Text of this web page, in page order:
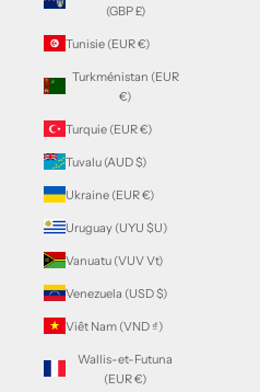
(GBP £)
Tunisie (EUR €)
Turkménistan (EUR
€)
Turquie (EUR €)
Tuvalu (AUD $)
Ukraine (EUR €)
Uruguay (UYU $U)
Vanuatu (VUV Vt)
Venezuela (USD $)
Viêt Nam (VND ₫)
Wallis-et-Futuna
(EUR €)